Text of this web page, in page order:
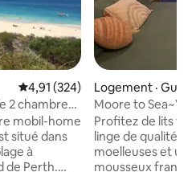
Note moyenne de 4,91 sur 5,
4,91 (324)
2 chambres
mobil-home
situé dans
à
de Perth.
Logement ·
Moore to
un confort
Profitez de lits
linge de qualité,
moelleuses et
mousseux